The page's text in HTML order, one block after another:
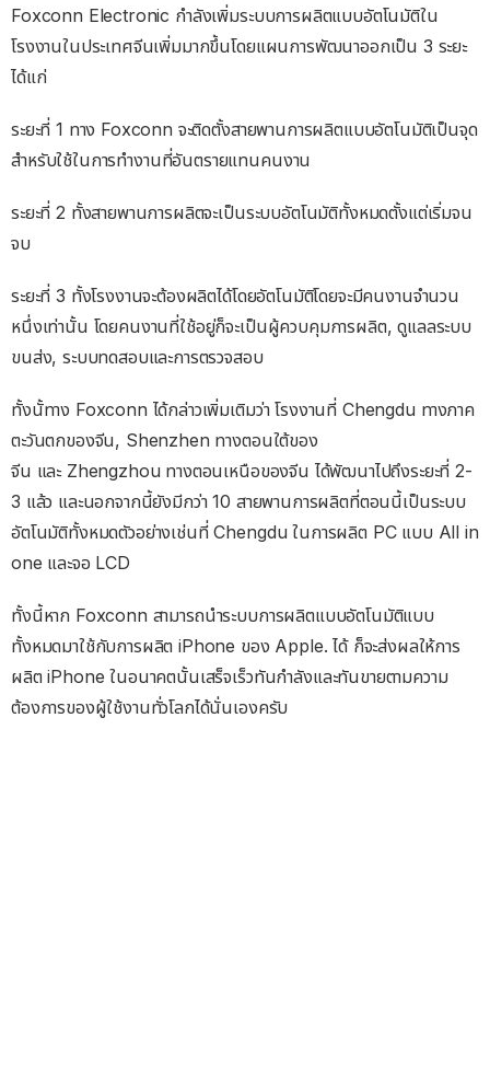
Foxconn Electronic กำลังเพิ่มระบบการผลิตแบบอัตโนมัติใน
โรงงานในประเทศจีนเพิ่มมากขึ้นโดยแผนการพัฒนาออกเป็น 3 ระยะ
ได้แก่
ระยะที่ 1 ทาง Foxconn จะติดตั้งสายพานการผลิตแบบอัตโนมัติเป็นจุด
สำหรับใช้ในการทำงานที่อันตรายแทนคนงาน
ระยะที่ 2 ทั้งสายพานการผลิตจะเป็นระบบอัตโนมัติทั้งหมดตั้งแต่เริ่มจน
จบ
ระยะที่ 3 ทั้งโรงงานจะต้องผลิตได้โดยอัตโนมัติโดยจะมีคนงานจำนวน
หนึ่งเท่านั้น โดยคนงานที่ใช้อยู่ก็จะเป็นผู้ควบคุมการผลิต, ดูแลลระบบ
ขนส่ง, ระบบทดสอบและการตรวจสอบ
ทั้งนั้ทาง Foxconn ได้กล่าวเพิ่มเติมว่า โรงงานที่ Chengdu ทางภาค
ตะวันตกของจีน, Shenzhen ทางตอนใต้ของ
จีน และ Zhengzhou ทางตอนเหนือของจีน ได้พัฒนาไปถึงระยะที่ 2-
3 แล้ว และนอกจากนี้ยังมีกว่า 10 สายพานการผลิตที่ตอนนี้เป็นระบบ
อัตโนมัติทั้งหมดตัวอย่างเช่นที่ Chengdu ในการผลิต PC แบบ All in
one และจอ LCD
ทั้งนี้หาก Foxconn สามารถนำระบบการผลิตแบบอัตโนมัติแบบ
ทั้งหมดมาใช้กับการผลิต iPhone ของ Apple. ได้ ก็จะส่งผลให้การ
ผลิต iPhone ในอนาคตนั้นเสร็จเร็วทันกำลังและทันขายตามความ
ต้องการของผู้ใช้งานทั่วโลกได้นั่นเองครับ